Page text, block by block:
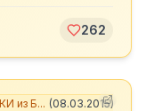
262
из Б... (08.03.2015)